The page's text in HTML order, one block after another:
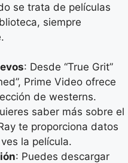
se trata de películas
siempre
: Desde “True Grit”
Prime Video ofrece
de westerns.
saber más sobre el
te proporciona datos
la película.
: Puedes descargar